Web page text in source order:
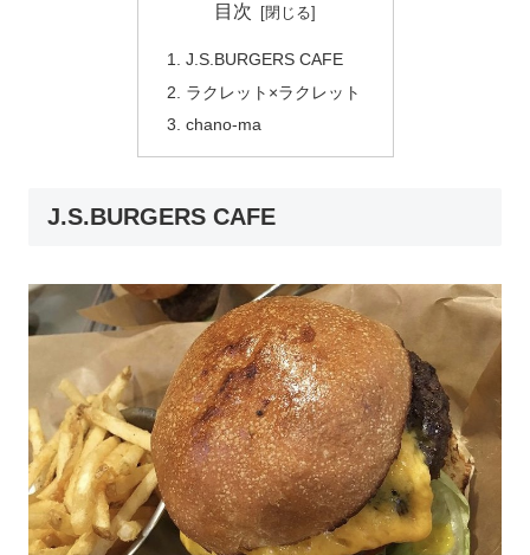
目次
J.S.BURGERS CAFE
ラクレット×ラクレット
chano-ma
J.S.BURGERS CAFE